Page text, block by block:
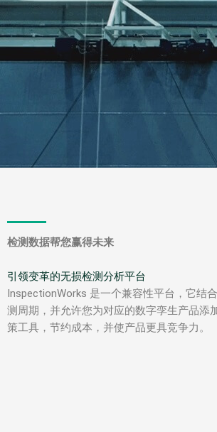
检测数据帮您赢得未来
引领变革的无损检测分析平台
InspectionWorks 是一个兼容性平台，它结
测周期，并允许您为对应的数字孪生产品
策工具，节约成本，并使产品更具竞争力。